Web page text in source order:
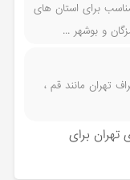
برای استان های
و بوشهر ...
تهران مانند قم ،
تهران برای